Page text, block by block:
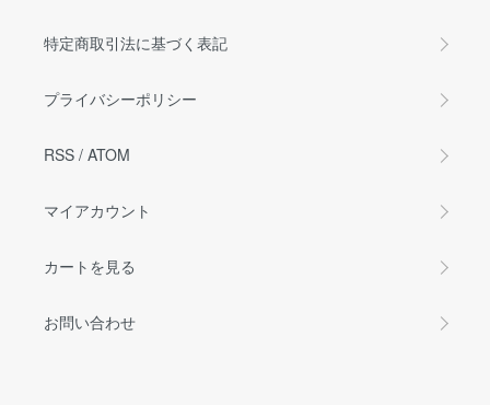
特定商取引法に基づく表記
プライバシーポリシー
RSS / ATOM
マイアカウント
カートを見る
お問い合わせ